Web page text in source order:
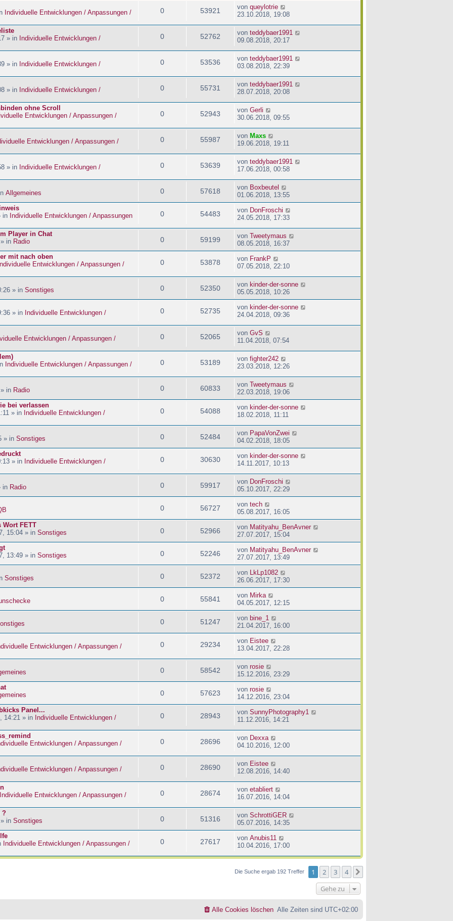
Individuelle Entwicklungen / Anpassungen /
0 53921 von queylotrie
23.10.2018, 19:08
» in Individuelle Entwicklungen /
0 52762 von teddybaer1991
09.08.2018, 20:17
» in Individuelle Entwicklungen /
0 53536 von teddybaer1991
03.08.2018, 22:39
» in Individuelle Entwicklungen /
0 55731 von teddybaer1991
28.07.2018, 20:08
ohne Scroll
Entwicklungen / Anpassungen /
0 52943 von Gerli
30.06.2018, 09:55
Entwicklungen / Anpassungen /
0 55987 von Maxs
19.06.2018, 19:11
» in Individuelle Entwicklungen /
0 53639 von teddybaer1991
17.06.2018, 00:58
Allgemeines 0 57618 von Boxbeutel
01.06.2018, 13:55
in Individuelle Entwicklungen / Anpassungen
0 54483 von DonFroschi
24.05.2018, 17:33
Player in Chat
in Radio 0 59199 von Tweetymaus
08.05.2018, 16:37
mit nach oben
Individuelle Entwicklungen / Anpassungen /
0 53878 von FrankP
07.05.2018, 22:10
» in Sonstiges 0 52350 von kinder-der-sonne
05.05.2018, 10:26
» in Individuelle Entwicklungen /
0 52735 von kinder-der-sonne
24.04.2018, 09:36
Entwicklungen / Anpassungen /
0 52065 von GvS
11.04.2018, 07:54
Individuelle Entwicklungen / Anpassungen /
0 53189 von fighter242
23.03.2018, 12:26
in Radio 0 60833 von Tweetymaus
22.03.2018, 19:06
bei verlassen
» in Individuelle Entwicklungen /
0 54088 von kinder-der-sonne
18.02.2018, 11:11
» in Sonstiges 0 52484 von PapaVonZwei
04.02.2018, 18:05
» in Individuelle Entwicklungen /
0 30630 von kinder-der-sonne
14.11.2017, 10:13
in Radio 0 59917 von DonFroschi
05.10.2017, 22:29
0 56727 von tech
05.08.2017, 16:05
Wort FETT
15:04 » in Sonstiges 0 52966 von Matityahu_BenAvner
27.07.2017, 15:04
13:49 » in Sonstiges 0 52246 von Matityahu_BenAvner
27.07.2017, 13:49
Sonstiges 0 52372 von
LkLp1082
26.06.2017, 17:30
0 55841 von Mirka
04.05.2017, 12:15
0 51247 von bine_1
21.04.2017, 16:00
Entwicklungen / Anpassungen /
0 29234 von Eistee
13.04.2017, 22:28
0 58542 von rosie
15.12.2016, 23:29
0 57623 von rosie
14.12.2016, 23:04
Panel...
14:21 » in Individuelle Entwicklungen /
0 28943 von SunnyPhotography1
11.12.2016, 14:21
Entwicklungen / Anpassungen /
0 28696 von Dexxa
04.10.2016, 12:00
Entwicklungen / Anpassungen /
0 28690 von Eistee
12.08.2016, 14:40
Individuelle Entwicklungen / Anpassungen /
0 28674 von etabliert
16.07.2016, 14:04
?
in Sonstiges 0 51316 von SchrottiGER
05.07.2016, 14:35
Individuelle Entwicklungen / Anpassungen /
0 27617 von Anubis11
10.04.2016, 17:00
Die Suche ergab 192 Treffer 1 2 3 4
Gehe zu
Alle Zeiten sind UTC+02:00
Alle Cookies löschen